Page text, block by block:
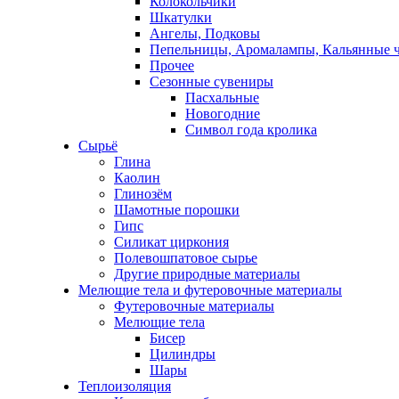
Шкатулки
Ангелы, Подковы
Пепельницы, Аромалампы, Кальянные
Прочее
Сезонные сувениры
Пасхальные
Новогодние
Символ года кролика
Сырьё
Глина
Каолин
Глинозём
Шамотные порошки
Гипс
Силикат циркония
Полевошпатовое сырье
Другие природные материалы
Мелющие тела и футеровочные материалы
Футеровочные материалы
Мелющие тела
Бисер
Цилиндры
Шары
Теплоизоляция